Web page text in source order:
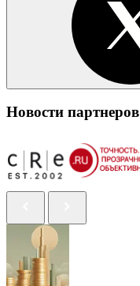
Новости партнеров